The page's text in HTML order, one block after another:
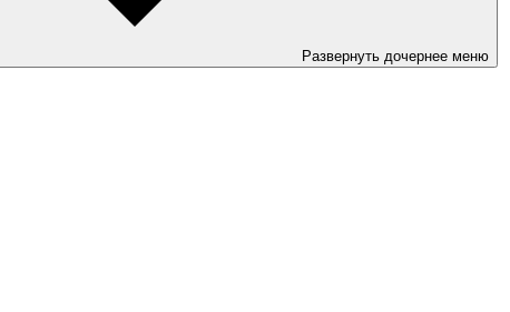
Развернуть дочернее меню